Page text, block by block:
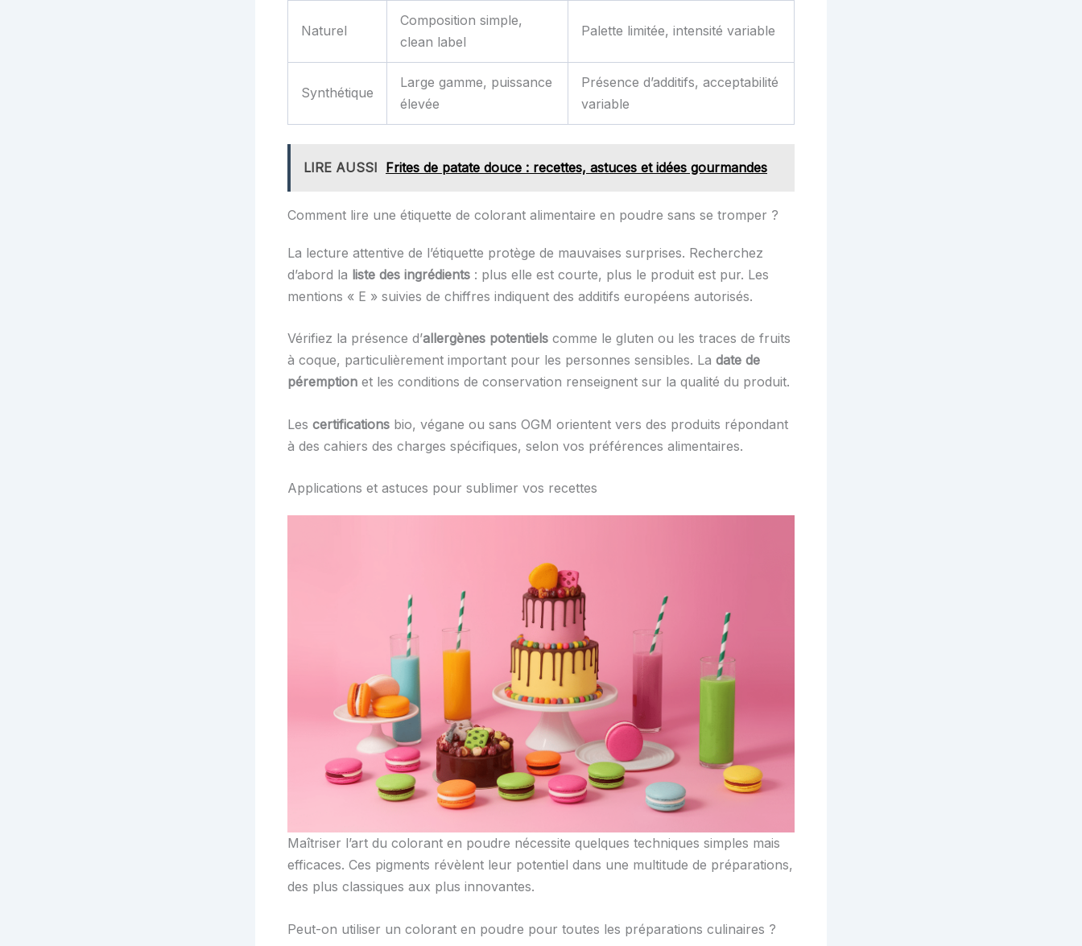
Naturel
Composition simple,
clean label
Palette limitée, intensité variable
Synthétique
Large gamme, puissance
élevée
Présence d’additifs, acceptabilité
variable
LIRE AUSSI Frites de patate douce : recettes, astuces et idées gourmandes
Comment lire une étiquette de colorant alimentaire en poudre sans se tromper ?
La lecture attentive de l’étiquette protège de mauvaises surprises. Recherchez
d’abord la liste des ingrédients : plus elle est courte, plus le produit est pur. Les
mentions « E » suivies de chiffres indiquent des additifs européens autorisés.
Vérifiez la présence d’allergènes potentiels comme le gluten ou les traces de fruits
à coque, particulièrement important pour les personnes sensibles. La date de
péremption et les conditions de conservation renseignent sur la qualité du produit.
Les certifications bio, végane ou sans OGM orientent vers des produits répondant
à des cahiers des charges spécifiques, selon vos préférences alimentaires.
Applications et astuces pour sublimer vos recettes
Maîtriser l’art du colorant en poudre nécessite quelques techniques simples mais
efficaces. Ces pigments révèlent leur potentiel dans une multitude de préparations,
des plus classiques aux plus innovantes.
Peut-on utiliser un colorant en poudre pour toutes les préparations culinaires ?